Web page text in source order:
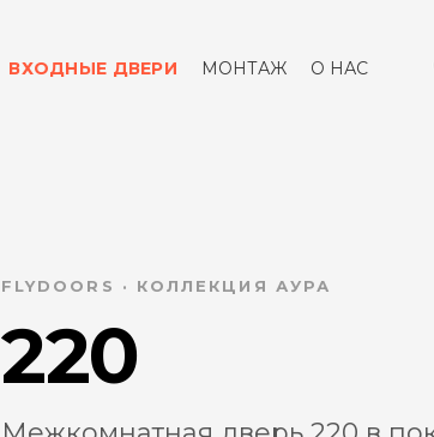
ВХОДНЫЕ ДВЕРИ МОНТАЖ О НАС
FLYDOORS · КОЛЛЕКЦИЯ АУРА
220